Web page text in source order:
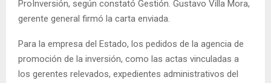
ProInversión, según constató Gestión. Gustavo Villa Mora,
gerente general firmó la carta enviada.
Para la empresa del Estado, los pedidos de la agencia de
promoción de la inversión, como las actas vinculadas a
los gerentes relevados, expedientes administrativos del